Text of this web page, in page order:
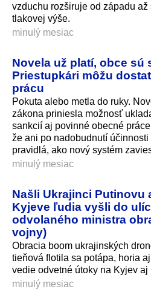
vzduchu rozširuje od západu
tlakovej výše.
minulý mesiac
Novela už platí, obce sú
Priestupkári môžu
prácu
Pokuta alebo metla do ruky.
zákona priniesla možnosť
sankcií aj povinné obecné
že ani po nadobudnutí
pravidlá, ako nový systém
minulý mesiac
Našli Ukrajinci Putinovu
Kyjeve ľudia vyšli do
odvolaného ministra
vojny)
Obracia boom ukrajinských
tieňová flotila sa potápa, horia
vedie odvetné útoky na Kyjev aj
minulý mesiac